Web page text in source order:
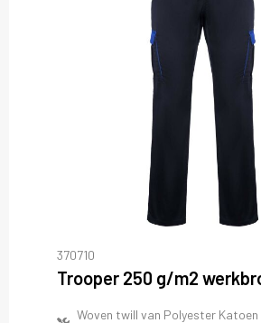
370710
Trooper 250 g/m2
Woven twill van Polyester